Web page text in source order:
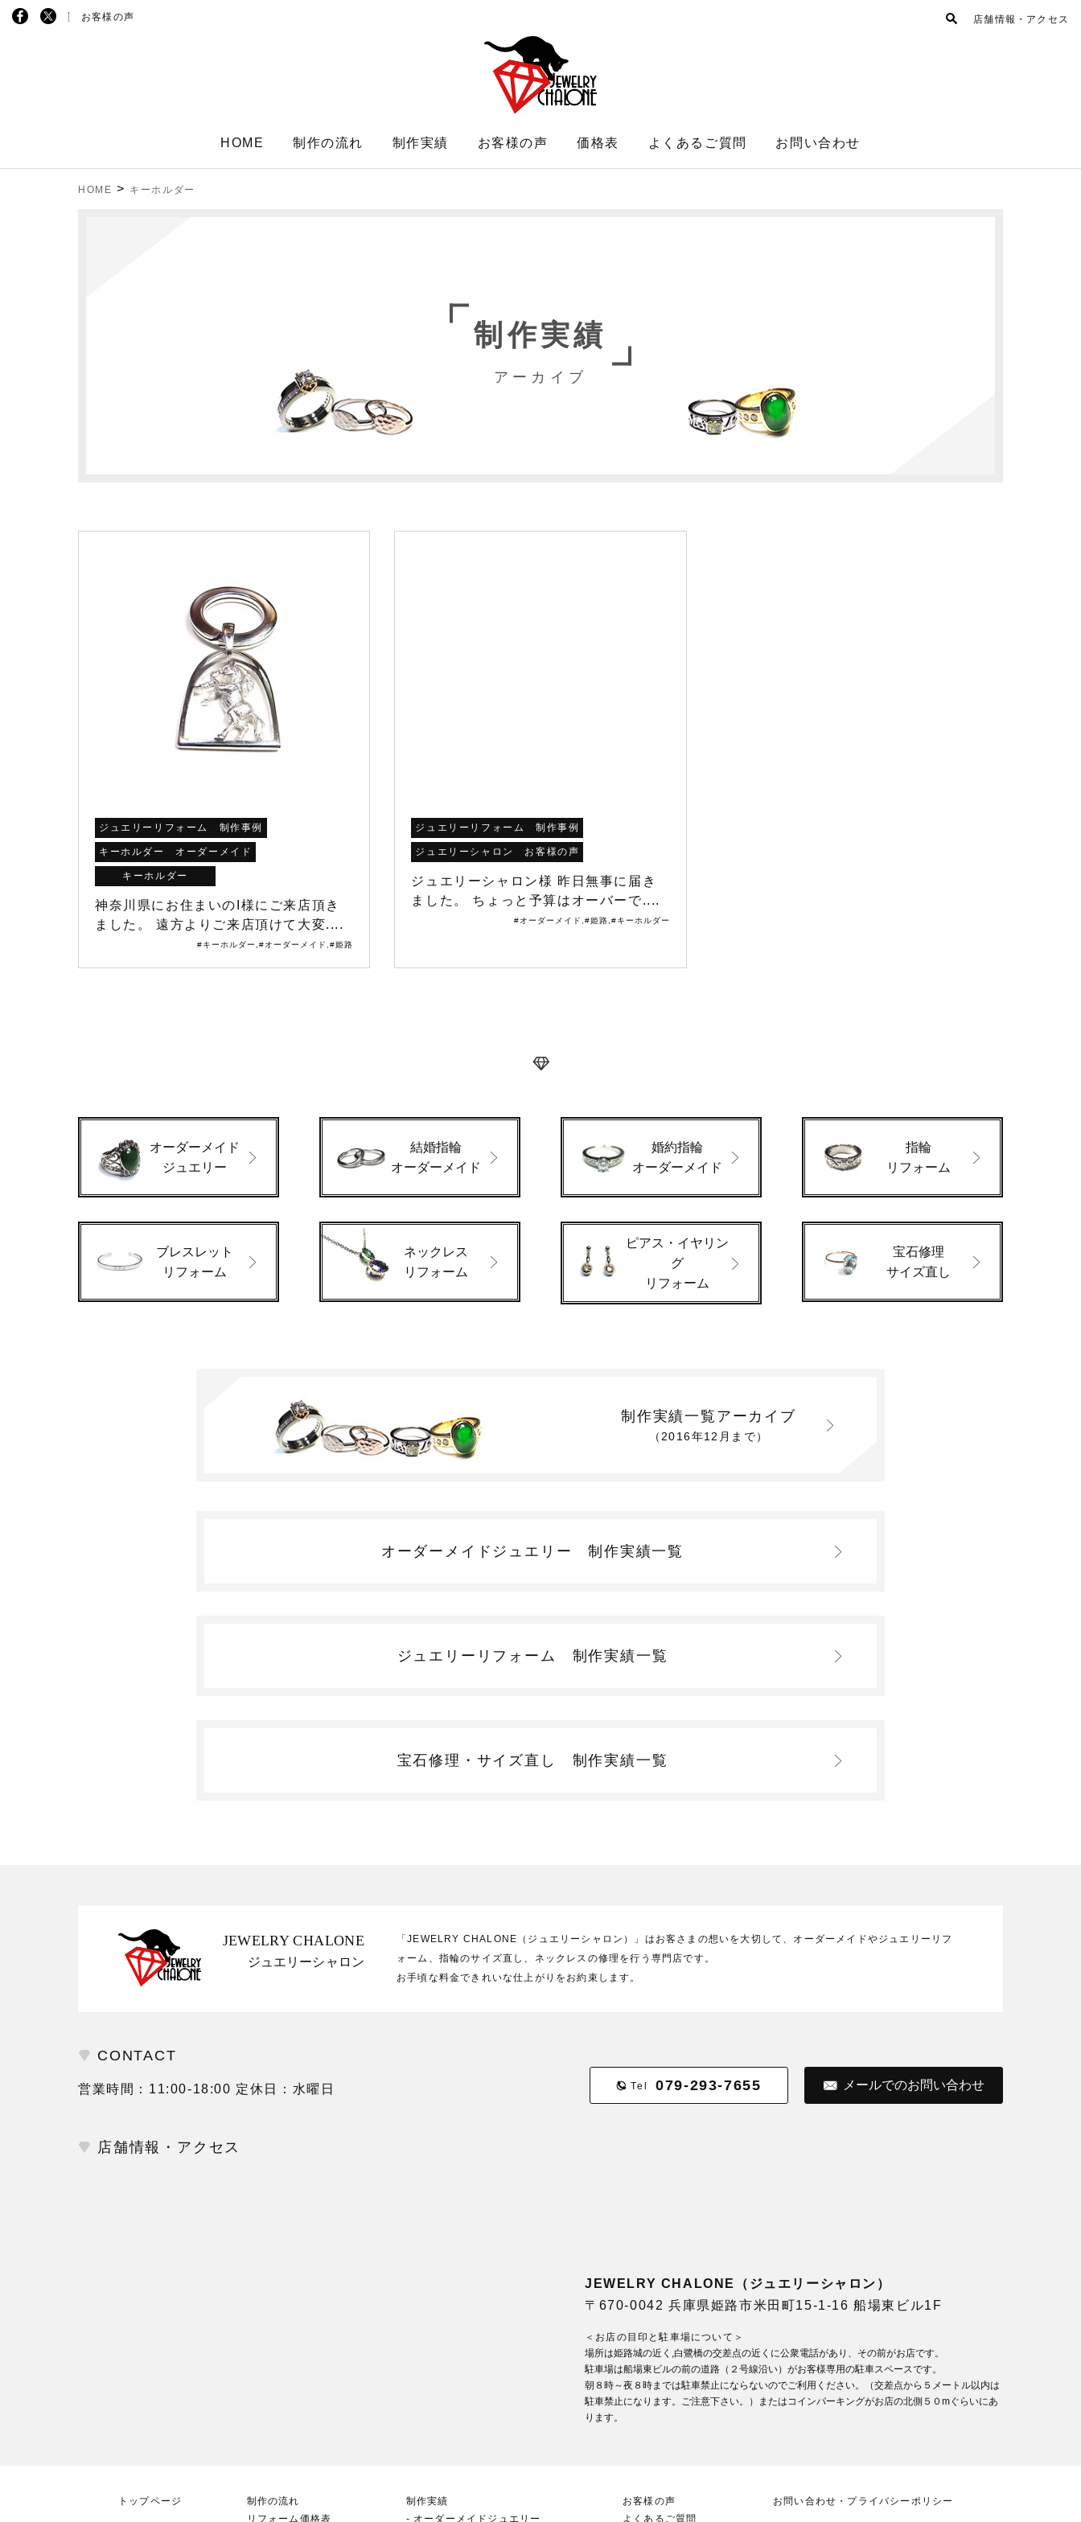
お客様の声 店舗情報・アクセス
HOME 制作の流れ 制作実績 お客様の声 価格表 よくあるご質問 お問い合わせ
HOME > キーホルダー
制作実績
アーカイブ
ジュエリーリフォーム 制作事例
キーホルダー オーダーメイド
キーホルダー
神奈川県にお住まいのI様にご来店頂き
ました。 遠方よりご来店頂けて大変....
#キーホルダー ,#オーダーメイド ,#姫路
ジュエリーリフォーム 制作事例
ジュエリーシャロン お客様の声
ジュエリーシャロン様 昨日無事に届き
ました。 ちょっと予算はオーバーで....
#オーダーメイド ,#姫路,#キーホルダー
オーダーメイド
ジュエリー
結婚指輪
オーダーメイド
婚約指輪
オーダーメイド
指輪
リフォーム
ブレスレット
リフォーム
ネックレス
リフォーム
ピアス・イヤリン
グ
リフォーム
宝石修理
サイズ直し
制作実績一覧アーカイブ
（2016年12月まで）
オーダーメイドジュエリー制作実績一覧
ジュエリーリフォーム 制作実績一覧
宝石修理・サイズ直し 制作実績一覧
JEWELRY CHALONE
ジュエリーシャロン
「JEWELRY CHALONE（ジュエリーシャロン）」はお客さまの想いを大切して、オーダーメイドやジュエリーリフ
ォーム、指輪のサイズ直し、ネックレスの修理を行う専門店です。
お手頃な料金できれいな仕上がりをお約束します。
CONTACT
営業時間：11:00-18:00 定休日：水曜日 Tel 079-293-7655 メールでのお問い合わせ
店舗情報・アクセス
JEWELRY CHALONE（ジュエリーシャロン）
〒670-0042 兵庫県姫路市米田町15-1-16 船場東ビル1F
＜お店の目印と駐車場について＞
場所は姫路城の近く,白鷺橋の交差点の近くに公衆電話があり、その前がお店です。
駐車場は船場東ビルの前の道路（２号線沿い）がお客様専用の駐車スペースです。
朝８時～夜８時までは駐車禁止にならないのでご利用ください。（交差点から５メートル以内は
駐車禁止になります。ご注意下さい。）またはコインパーキングがお店の北側５０mぐらいにあ
ります。
トップページ
制作の流れ
リフォーム価格表
制作実績
オーダーメイドジュエリー
お客様の声
よくあるご質問
お問い合わせ・プライバシーポリシー